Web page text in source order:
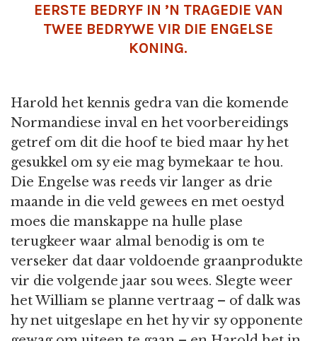
EERSTE BEDRYF IN ’N TRAGEDIE VAN
TWEE BEDRYWE VIR DIE ENGELSE
KONING.
Harold het kennis gedra van die komende
Normandiese inval en het voorbereidings
getref om dit die hoof te bied maar hy het
gesukkel om sy eie mag bymekaar te hou.
Die Engelse was reeds vir langer as drie
maande in die veld gewees en met oestyd
moes die manskappe na hulle plase
terugkeer waar almal benodig is om te
verseker dat daar voldoende graanprodukte
vir die volgende jaar sou wees. Slegte weer
het William se planne vertraag – of dalk was
hy net uitgeslape en het hy vir sy opponente